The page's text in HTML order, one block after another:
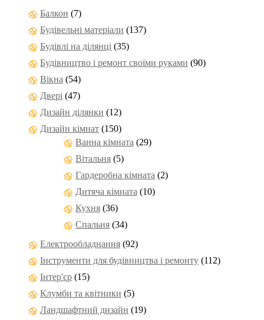
Балкон (7)
Будівельні матеріали (137)
Будівлі на ділянці (35)
Будівництво і ремонт своїми руками (90)
Вікна (54)
Двері (47)
Дизайн ділянки (12)
Дизайн кімнат (150)
Ванна кімната (29)
Вітальня (5)
Гардеробна кімната (2)
Дитяча кімната (10)
Кухня (36)
Спальня (34)
Електрообладнання (92)
Інструменти для будівництва і ремонту (112)
Інтер'єр (15)
Клумби та квітники (5)
Ландшафтний дизайн (19)